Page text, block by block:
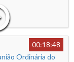
00:18:48
Ordinária do